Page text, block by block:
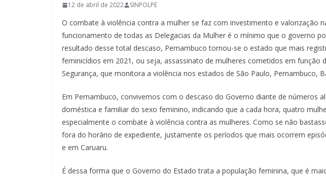
12 de abril de 2022 SINPOLPE
O combate à violência contra a mulher se faz com investimento e valorização
funcionamento de todas as Delegacias da Mulher é o mínimo que o governo
resultado desse total descaso, Pernambuco tornou-se o estado que mais
feminicídios em 2021, ou seja, assassinato de mulheres cometidos em
Segurança, que monitora a violência nos estados de São Paulo, Pernambuco,
Em Pernambuco, convivemos com o descaso do Governo diante de números
doméstica e familiar do sexo feminino, indicando que a cada hora, quatro
especialmente o combate à violência contra as mulheres. Como se não
fora do horário de expediente, justamente os períodos que mais ocorrem
e em Caruaru.
É dessa forma que o Governo do Estado trata a população feminina, que é